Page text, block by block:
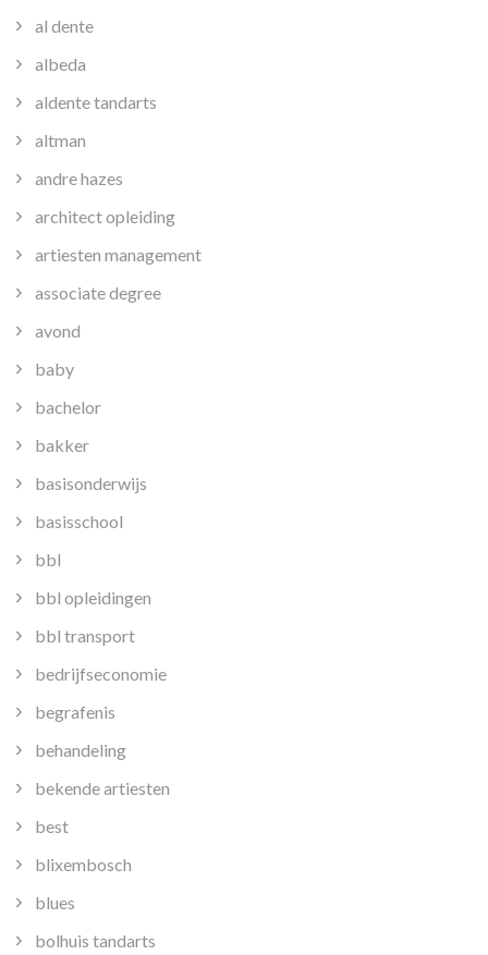
al dente
albeda
aldente tandarts
altman
andre hazes
architect opleiding
artiesten management
associate degree
avond
baby
bachelor
bakker
basisonderwijs
basisschool
bbl
bbl opleidingen
bbl transport
bedrijfseconomie
begrafenis
behandeling
bekende artiesten
best
blixembosch
blues
bolhuis tandarts